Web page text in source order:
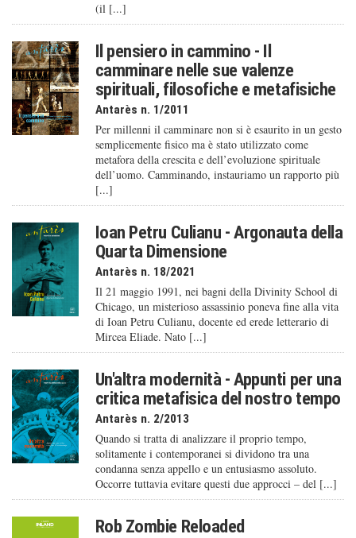
(il [...]
Il pensiero in cammino - Il
camminare nelle sue valenze
spirituali, filosofiche e metafisiche
Antarès n. 1/2011
Per millenni il camminare non si è esaurito in un gesto
semplicemente fisico ma è stato utilizzato come
metafora della crescita e dell’evoluzione spirituale
dell’uomo. Camminando, instauriamo un rapporto più
[...]
Ioan Petru Culianu - Argonauta della
Quarta Dimensione
Antarès n. 18/2021
Il 21 maggio 1991, nei bagni della Divinity School di
Chicago, un misterioso assassinio poneva fine alla vita
di Ioan Petru Culianu, docente ed erede letterario di
Mircea Eliade. Nato [...]
Un'altra modernità - Appunti per una
critica metafisica del nostro tempo
Antarès n. 2/2013
Quando si tratta di analizzare il proprio tempo,
solitamente i contemporanei si dividono tra una
condanna senza appello e un entusiasmo assoluto.
Occorre tuttavia evitare questi due approcci – del [...]
Rob Zombie Reloaded